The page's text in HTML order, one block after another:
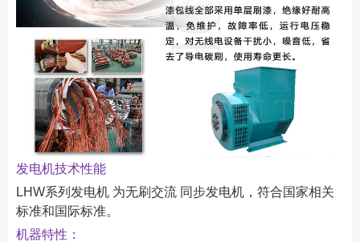
发电机技术性能
LHW系列发电机 为无刷交流 同步发电机，符合国家相关
标准和国际标准。
机器特性：